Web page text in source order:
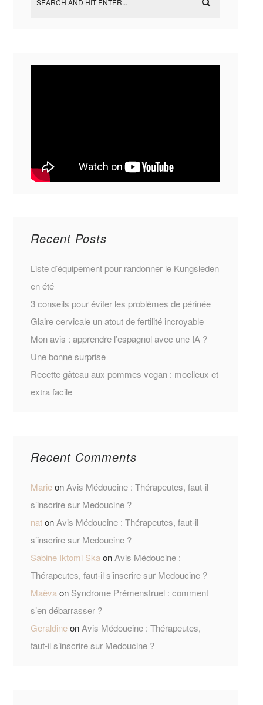
Recent Posts
Liste d’équipement pour randonner le Kungsleden
en été
3 conseils pour éviter les problèmes de périnée
Glaire cervicale un atout de fertilité incroyable
Mon avis : apprendre l’espagnol avec une IA ?
Une bonne surprise
Recette gâteau aux pommes vegan : moelleux et
extra facile
Recent Comments
MarieonAvis Médoucine : Thérapeutes, faut-il
s’inscrire sur Medoucine ?
natonAvis Médoucine : Thérapeutes, faut-il
s’inscrire sur Medoucine ?
Sabine Iktomi SkaonAvis Médoucine :
Thérapeutes, faut-il s’inscrire sur Medoucine ?
Maëvaon Syndrome Prémenstruel : comment
s’en débarrasser ?
GeraldineonAvis Médoucine : Thérapeutes,
faut-il s’inscrire sur Medoucine ?